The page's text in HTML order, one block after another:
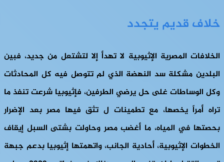
خلاف قديم يتجدد
الخلافات المصرية الإثيوبية لا تهدأ إلا لتشتعل من جديد، فبين
البلدين مشكلة سد النهضة الذي لم تتوصل فيه كل المحادثات
وكل الوساطات غلى حل يرضي الطرفين، فإثيوبيا شرعت تنفذ ما
تراه أمراً يخصها، مع تطمينات ل تثق فيها مصر بعد الإضرار
بحصتها في المياه، ما أغضب مصر وحاولت بشتى السبل إيقاف
الخطوات الإثيوبية، أحادية الجانب، واتهمتها إثيوبيا بدعم جبهة